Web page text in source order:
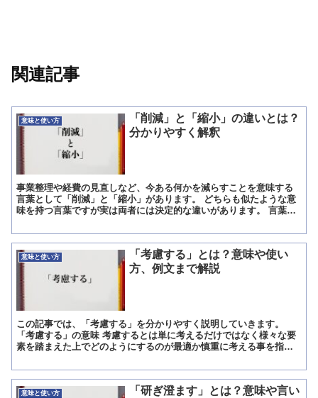
関連記事
意味と使い方
「削減」と「縮小」の違いとは？
分かりやすく解釈
事業整理や経費の見直しなど、今ある何かを減らすことを意味する
言葉として「削減」と「縮小」があります。 どちらも似たような意
味を持つ言葉ですが実は両者には決定的な違いがあります。 言葉を
意味と使い方
「考慮する」とは？意味や使い
方、例文まで解説
この記事では、「考慮する」を分かりやすく説明していきます。
「考慮する」の意味 考慮するとは単に考えるだけではなく様々な要
素を踏まえた上でどのようにするのが最適か慎重に考える事を指す
意味と使い方
「研ぎ澄ます」とは？意味や言い